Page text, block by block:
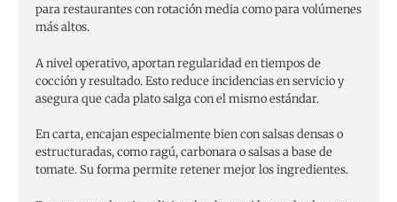
para restaurantes con rotación media como para volúmenes
más altos.
A nivel operativo, aportan regularidad en tiempos de
cocción y resultado. Esto reduce incidencias en servicio y
asegura que cada plato salga con el mismo estándar.
En carta, encajan especialmente bien con salsas densas o
estructuradas, como ragú, carbonara o salsas a base de
tomate. Su forma permite retener mejor los ingredientes.